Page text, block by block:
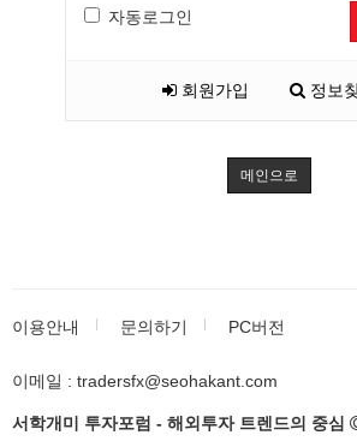
자동로그인
회원가입 정보
메인으로
이용안내 문의하기 PC버전
이메일 : tradersfx@seohakant.com
서학개미 투자포럼 - 해외투자 트렌드의 중심